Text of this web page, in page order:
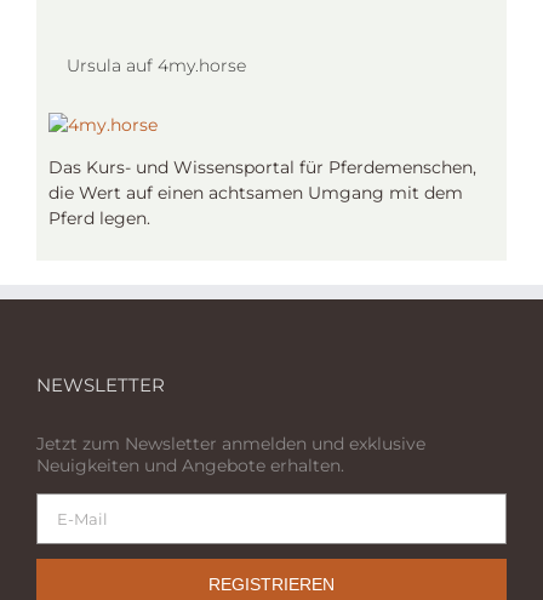
Ursula auf 4my.horse
Das Kurs- und Wissensportal für Pferdemenschen,
die Wert auf einen achtsamen Umgang mit dem
Pferd legen.
NEWSLETTER
Jetzt zum Newsletter anmelden und exklusive
Neuigkeiten und Angebote erhalten.
REGISTRIEREN